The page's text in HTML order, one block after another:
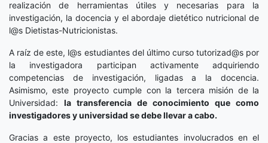
realización de herramientas útiles y necesarias para la
investigación, la docencia y el abordaje dietético nutricional de
l@s Dietistas-Nutricionistas.
A raíz de este, l@s estudiantes del último curso tutorizad@s por
la investigadora participan activamente adquiriendo
competencias de investigación, ligadas a la docencia.
Asimismo, este proyecto cumple con la tercera misión de la
Universidad: la transferencia de conocimiento que como
investigadores y universidad se debe llevar a cabo.
Gracias a este proyecto, los estudiantes involucrados en el